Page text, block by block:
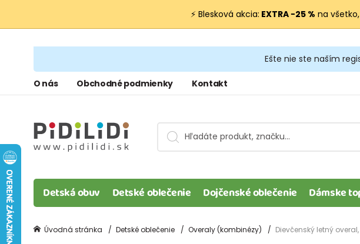
⚡ Blesková akcia: EXTRA −25 % na
Ešte nie ste naším
O nás Obchodné podmienky Kontakt
Detská obuv Detské oblečenie Dojčenské oblečenie Dámske
Úvodná stránka Detské oblečenie Overaly (kombinézy) Dievčenský letný